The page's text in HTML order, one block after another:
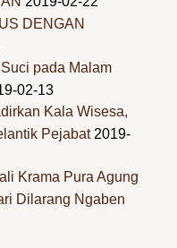
DENGAN
pada Malam
02-13
Kala Wisesa,
Pejabat 2019-
Krama Pura Agung
Dilarang Ngaben